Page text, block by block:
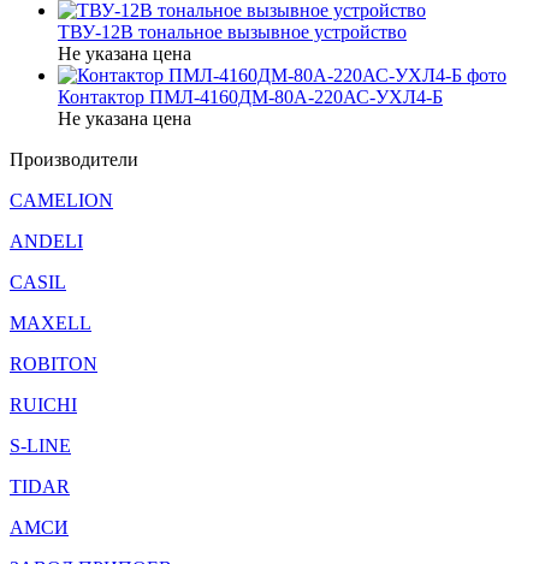
ТВУ-12В тональное вызывное устройство
Не указана цена
Контактор ПМЛ-4160ДМ-80А-220АС-УХЛ4-Б
Не указана цена
Производители
CAMELION
ANDELI
CASIL
MAXELL
ROBITON
RUICHI
S-LINE
TIDAR
АМСИ